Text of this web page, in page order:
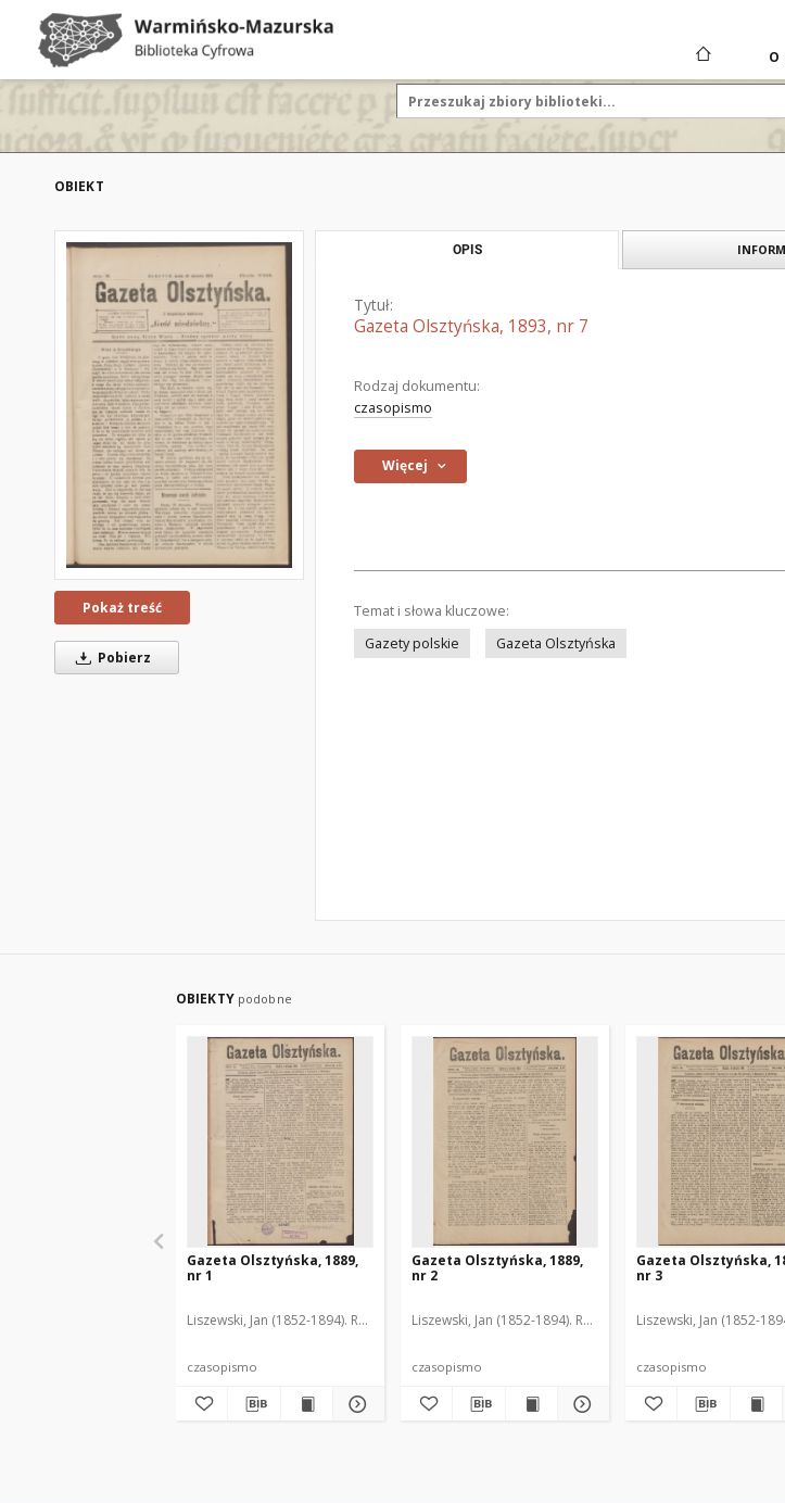
O
OBIEKT
Pokaż treść
Pobierz
OPIS
Tytuł:
Gazeta Olsztyńska, 1893, nr 7
Rodzaj dokumentu:
czasopismo
Więcej
Temat i słowa kluczowe:
Gazety polskie
Gazeta Olsztyńska
OBIEKTY podobne
Gazeta Olsztyńska, 1889,
nr 1
Liszewski, Jan (1852-1894). Red.
czasopismo
Gazeta Olsztyńska, 1889,
nr 2
Liszewski, Jan (1852-1894). Red.
czasopismo
Gazeta Olsztyńska,
nr 3
Liszewski, Jan (1852-
czasopismo